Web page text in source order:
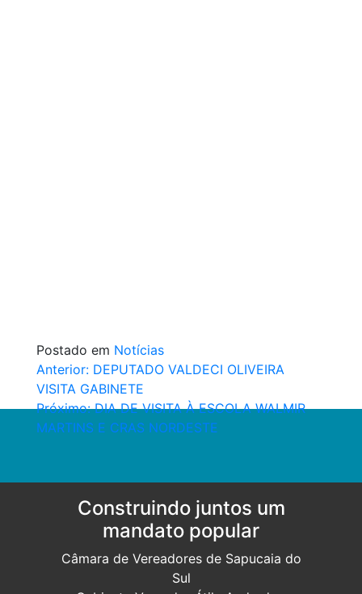
Postado em Notícias
Navegação
de
Post
Anterior: DEPUTADO VALDECI OLIVEIRA
VISITA GABINETE
Próximo: DIA DE VISITA À ESCOLA WALMIR
MARTINS E CRAS NORDESTE
Construindo juntos um
mandato popular
Câmara de Vereadores de Sapucaia do
Sul